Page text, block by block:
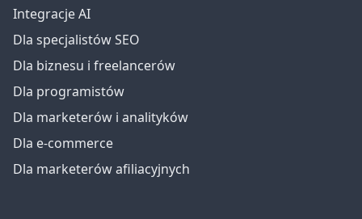
Integracje AI
Dla specjalistów SEO
Dla biznesu i freelancerów
Dla programistów
Dla marketerów i analityków
Dla e-commerce
Dla marketerów afiliacyjnych